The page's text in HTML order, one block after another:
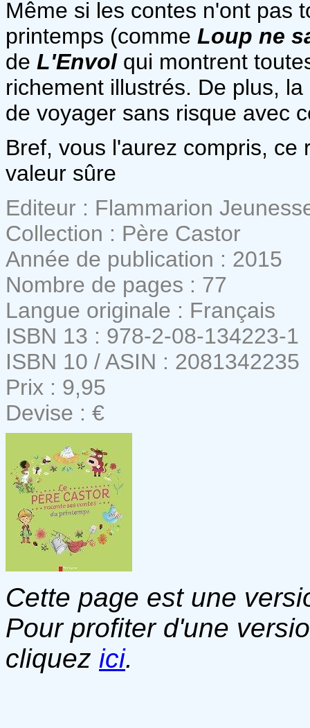
Même si les contes n'ont pas
printemps (comme Loup ne
de L'Envol qui montrent
richement illustrés. De plus,
de voyager sans risque avec
Bref, vous l'aurez compris, ce
valeur sûre
Editeur : Flammarion
Collection : Père Castor
Année de publication : 2015
Nombre de pages : 77
Langue originale : Français
ISBN 13 : 978-2-08-134223-1
ISBN 10 / ASIN : 2081342235
Prix : 9,95
Devise : €
Cette page est une
Pour profiter d'une
cliquez ici.